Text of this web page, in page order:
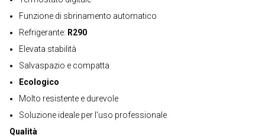
Funzione di sbrinamento automatico
Refrigerante: R290
Elevata stabilità
Salvaspazio e compatta
Ecologico
Molto resistente e durevole
Soluzione ideale per l'uso professionale
Qualità